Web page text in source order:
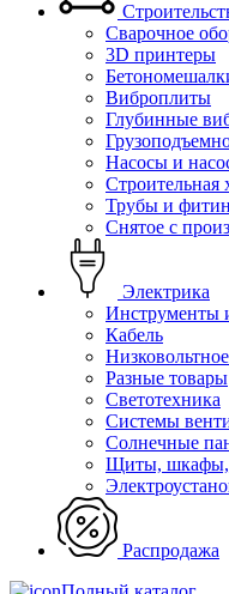
Сварочное
3D принтеры
Виброплиты
Глубинные
Насосы и
Строительная
Трубы и
Снятое с
Электрика
Инструменты
Кабель
Разные товары
Светотехника
Системы
Солнечные
Щиты, шкафы,
Распродажа